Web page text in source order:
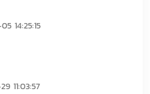
14:25:15
11:03:57